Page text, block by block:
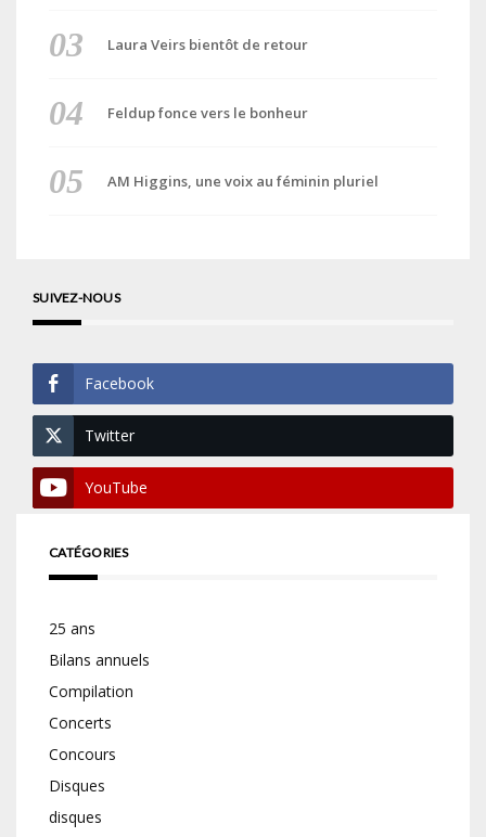
Laura Veirs bientôt de retour
Feldup fonce vers le bonheur
AM Higgins, une voix au féminin pluriel
SUIVEZ-NOUS
Facebook
Twitter
YouTube
CATÉGORIES
25 ans
Bilans annuels
Compilation
Concerts
Concours
Disques
disques